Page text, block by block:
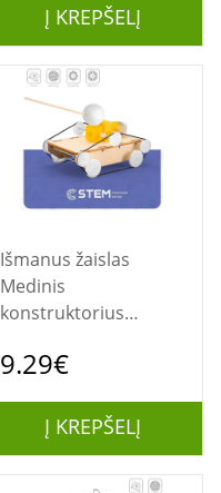
Į KREPŠELĮ
Išmanus žaislas
Medinis
konstruktorius
modelis
9.29€
Į KREPŠELĮ